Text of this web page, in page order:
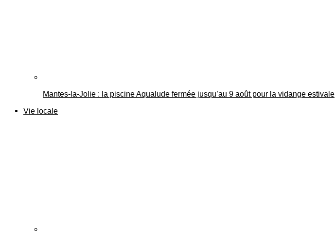
Mantes-la-Jolie : la piscine Aqualude fermée jusqu’au 9 août pour la vidange estivale
Vie locale